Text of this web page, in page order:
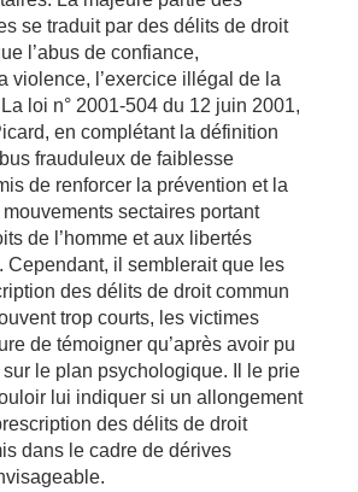
se traduit par des délits de droit
l’abus de confiance,
violence, l’exercice illégal de la
loi n° 2001-504 du 12 juin 2001,
en complétant la définition
frauduleux de faiblesse
de renforcer la prévention et la
sectaires portant
de l’homme et aux libertés
Cependant, il semblerait que les
des délits de droit commun
trop courts, les victimes
de témoigner qu’après avoir pu
le plan psychologique. Il le prie
lui indiquer si un allongement
des délits de droit
dans le cadre de dérives